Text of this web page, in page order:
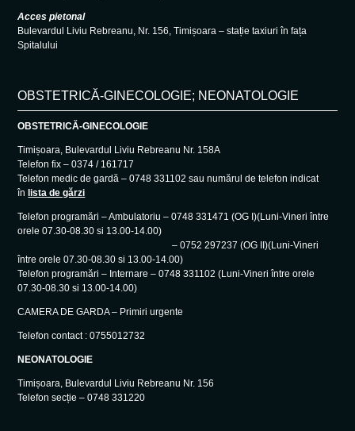
Acces pietonal
Bulevardul Liviu Rebreanu, Nr. 156, Timișoara – stație taxiuri în fața
Spitalului
OBSTETRICĂ-GINECOLOGIE; NEONATOLOGIE
OBSTETRICĂ-GINECOLOGIE
Timișoara, Bulevardul Liviu Rebreanu Nr. 158A
Telefon fix – 0374 / 161717
Telefon medic de gardă – 0748 331102 sau numărul de telefon indicat
înlista de gărzi
Telefon programări – Ambulatoriu – 0748 331471 (OG I)(Luni-Vineri între
orele 07.30-08.30 si 13.00-14.00)
– 0752 297237 (OG II)(Luni-Vineri
între orele 07.30-08.30 si 13.00-14.00)
Telefon programări – Internare – 0748 331102 (Luni-Vineri între orele
07.30-08.30 si 13.00-14.00)
CAMERA DE GARDA – Primiri urgente
Telefon contact : 0755012732
NEONATOLOGIE
Timișoara, Bulevardul Liviu Rebreanu Nr. 156
Telefon secție – 0748 331220